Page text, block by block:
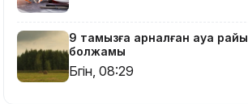
9 тамызға арналған ауа райы
болжамы
Бүгін, 08:29